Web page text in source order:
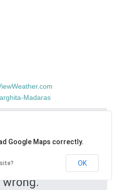
Madaras
went
wrong.
Google Maps correctly.
OK